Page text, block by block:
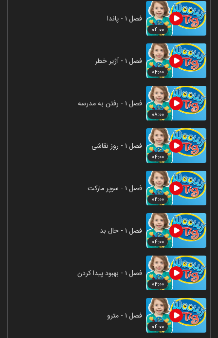
۰۴:۰۰
فصل ۱ - پاندا
۰۴:۰۰
فصل ۱ - آژیر خطر
۰۸:۰۰
فصل ۱ - رفتن به مدرسه
۰۴:۰۰
فصل ۱ - روز نقاشی
۰۴:۰۰
فصل ۱ - سوپر مارکت
۰۴:۰۰
فصل ۱ - حال بد
۰۴:۰۰
فصل ۱ - بهبود پیدا کردن
۰۴:۰۰
فصل ۱ - مترو